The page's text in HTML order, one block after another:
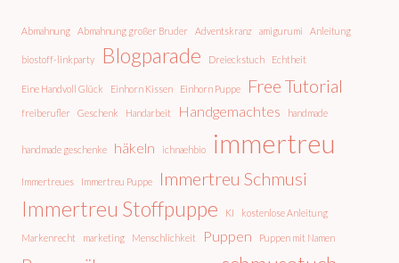
Abmahnung Abmahnung großer Bruder Adventskranz amigurumi Anleitung
biostoff-linkparty Blogparade Dreieckstuch Echtheit
Eine Handvoll Glück Einhorn Kissen Einhorn Puppe Free Tutorial
freiberufler Geschenk Handarbeit Handgemachtes handmade
handmade geschenke häkeln ichnaehbio immertreu
Immertreues Immertreu Puppe Immertreu Schmusi
Immertreu Stoffpuppe KI kostenlose Anleitung
Markenrecht marketing Menschlichkeit Puppen Puppen mit Namen